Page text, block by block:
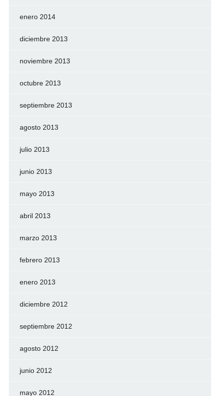
enero 2014
diciembre 2013
noviembre 2013
octubre 2013
septiembre 2013
agosto 2013
julio 2013
junio 2013
mayo 2013
abril 2013
marzo 2013
febrero 2013
enero 2013
diciembre 2012
septiembre 2012
agosto 2012
junio 2012
mayo 2012